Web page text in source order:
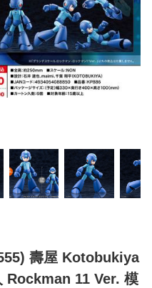
壽屋 Kotobukiya
Rockman 11 Ver. 模